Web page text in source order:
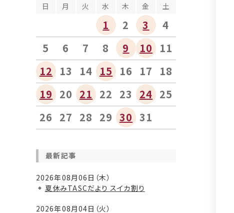
日 月 火 水 木 金 土
1 2 3
4
5
6 7 8 9 10
11
12
13 14 15 16 17
18
19 20 21 22 23 24 25
26 27 28 29 30 31
最新記事
2026年08月06日（木）
夏休みTASCだより スイカ割り
2026年08月04日（火）